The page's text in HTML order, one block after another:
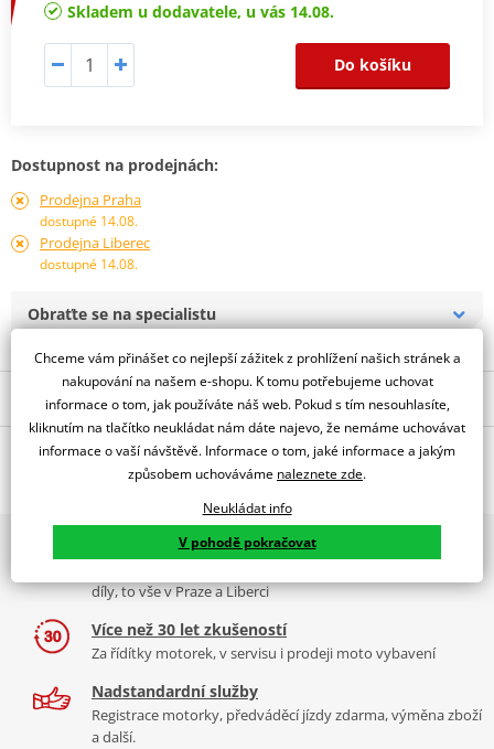
Skladem u dodavatele, u vás 14.08.
Do košíku
Dostupnost na prodejnách:
Prodejna Praha
dostupné 14.08.
Prodejna Liberec
dostupné 14.08.
Obraťte se na specialistu
Popis a parametry
Jsme autorizovaný
dealer značky PUIG
Jak se změřit
Co když mi to nebude
PDF Aerodynamic
Comparative test
O výrobci
PUIG byl založen v roce 1964 ve Španělsku. Vyrábí se ve městě
Granollers poblíž Barcelony na ploše 8 000 m² v objektu, který se
dělí na 3 části: komerční, odlitkovou a kovových součástek. Již 40
let se účastní nejslavnějších závodů motocyklů po celém světě. V
naší nabídce naleznete doplňky a příslušenství například: plexi,
padací protektory a mnoho dalšího.
Zobrazit všechny produktyznačky PUIG
2x multibrand showroom
díly, to vše v Praze a Liberci
Více než 30 let zkušeností
Za řídítky motorek, v servisu i prodeji moto vybavení
Nadstandardní služby
Registrace motorky, předváděcí jízdy zdarma, výměna zboží
a další.
Chceme vám přinášet co nejlepší zážitek z prohlížení našich stránek a
nakupování na našem e-shopu. K tomu potřebujeme uchovat
informace o tom, jak používáte náš web. Pokud s tím nesouhlasíte,
kliknutím na tlačítko neukládat nám dáte najevo, že nemáme uchovávat
informace o vaší návštěvě. Informace o tom, jaké informace a jakým
způsobem uchováváme naleznete zde.
Neukládat info
V pohodě pokračovat